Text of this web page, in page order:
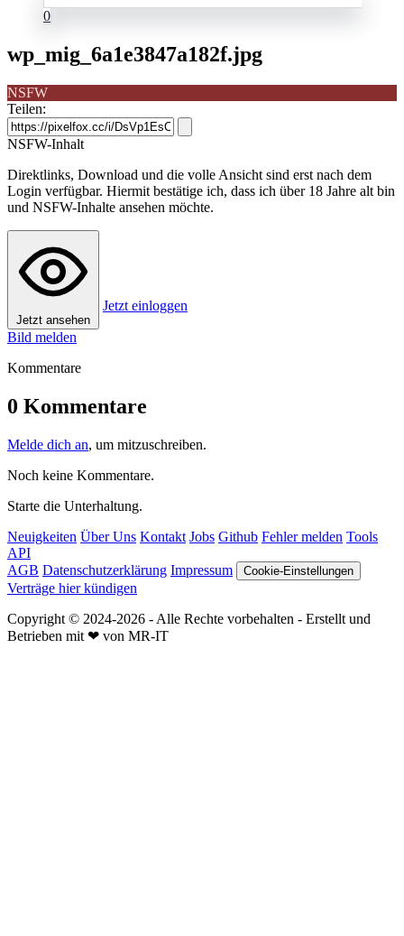
0
wp_mig_6a1e3847a182f.jpg
NSFW
Teilen:
NSFW-Inhalt
Direktlinks, Download und die volle Ansicht sind erst nach dem
Login verfügbar. Hiermit bestätige ich, dass ich über 18 Jahre alt bin
und NSFW-Inhalte ansehen möchte.
Jetzt ansehen
Jetzt einloggen
Bild melden
Kommentare
0 Kommentare
Melde dich an, um mitzuschreiben.
Noch keine Kommentare.
Starte die Unterhaltung.
Neuigkeiten Über Uns Kontakt Jobs Github Fehler melden Tools
API
AGB Datenschutzerklärung Impressum Cookie-Einstellungen
Verträge hier kündigen
Copyright © 2024-2026 - Alle Rechte vorbehalten - Erstellt und
Betrieben mit ❤ von MR-IT